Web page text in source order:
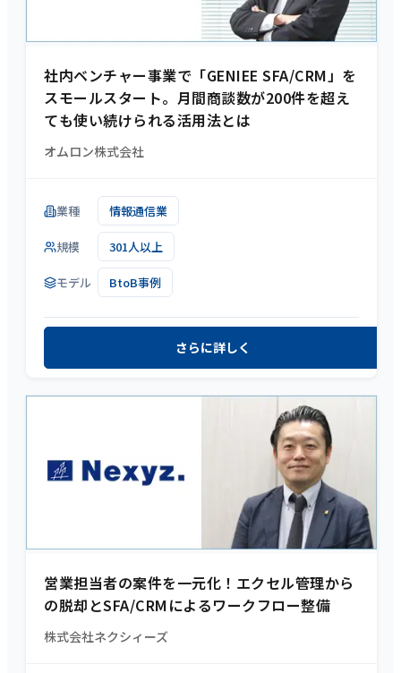
社内ベンチャー事業で「GENIEE SFA/CRM」を
スモールスタート。月間商談数が200件を超え
ても使い続けられる活用法とは
オムロン株式会社
業種 情報通信業
規模 301人以上
モデル BtoB事例
さらに詳しく
営業担当者の案件を一元化！エクセル管理から
の脱却とSFA/CRMによるワークフロー整備
株式会社ネクシィーズ